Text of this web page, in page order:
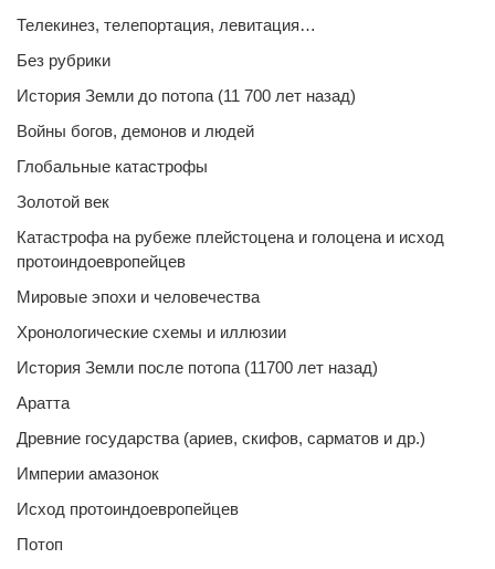
Телекинез, телепортация, левитация…
Без рубрики
История Земли до потопа (11 700 лет назад)
Войны богов, демонов и людей
Глобальные катастрофы
Золотой век
Катастрофа на рубеже плейстоцена и голоцена и исход
протоиндоевропейцев
Мировые эпохи и человечества
Хронологические схемы и иллюзии
История Земли после потопа (11700 лет назад)
Аратта
Древние государства (ариев, скифов, сарматов и др.)
Империи амазонок
Исход протоиндоевропейцев
Потоп